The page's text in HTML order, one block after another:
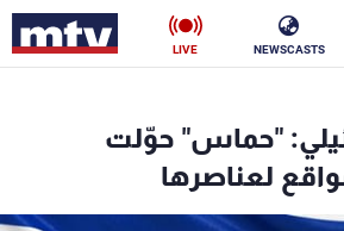
NEWSCASTS
LIVE
"حماس" حوّلت
لعناصرها
ناس